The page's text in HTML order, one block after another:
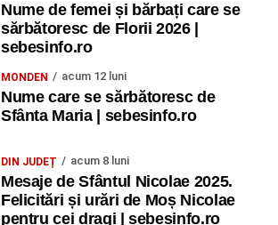
Nume de femei și bărbați care se
sărbătoresc de Florii 2026 |
sebesinfo.ro
MONDEN acum 12 luni
Nume care se sărbătoresc de
Sfânta Maria | sebesinfo.ro
DIN JUDEȚ acum 8 luni
Mesaje de Sfântul Nicolae 2025.
Felicitări și urări de Moș Nicolae
pentru cei dragi | sebesinfo.ro